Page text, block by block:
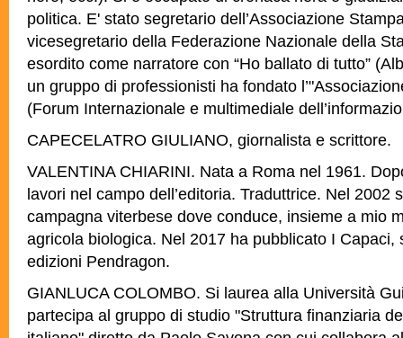
politica. E' stato segretario dell’Associazione
vicesegretario della Federazione Nazionale della
esordito come narratore con “Ho ballato di tutto”
un gruppo di professionisti ha fondato
(Forum Internazionale e multimediale
CAPECELATRO GIULIANO, giornalista e scrittore.
VALENTINA CHIARINI. Nata a Roma nel 1961.
lavori nel campo dell’editoria. Traduttrice. Nel 2002
campagna viterbese dove conduce, insieme a mio
agricola biologica. Nel 2017 ha pubblicato I Capaci,
edizioni Pendragon.
GIANLUCA COLOMBO. Si laurea alla Università
partecipa al gruppo di studio "Struttura finanziaria